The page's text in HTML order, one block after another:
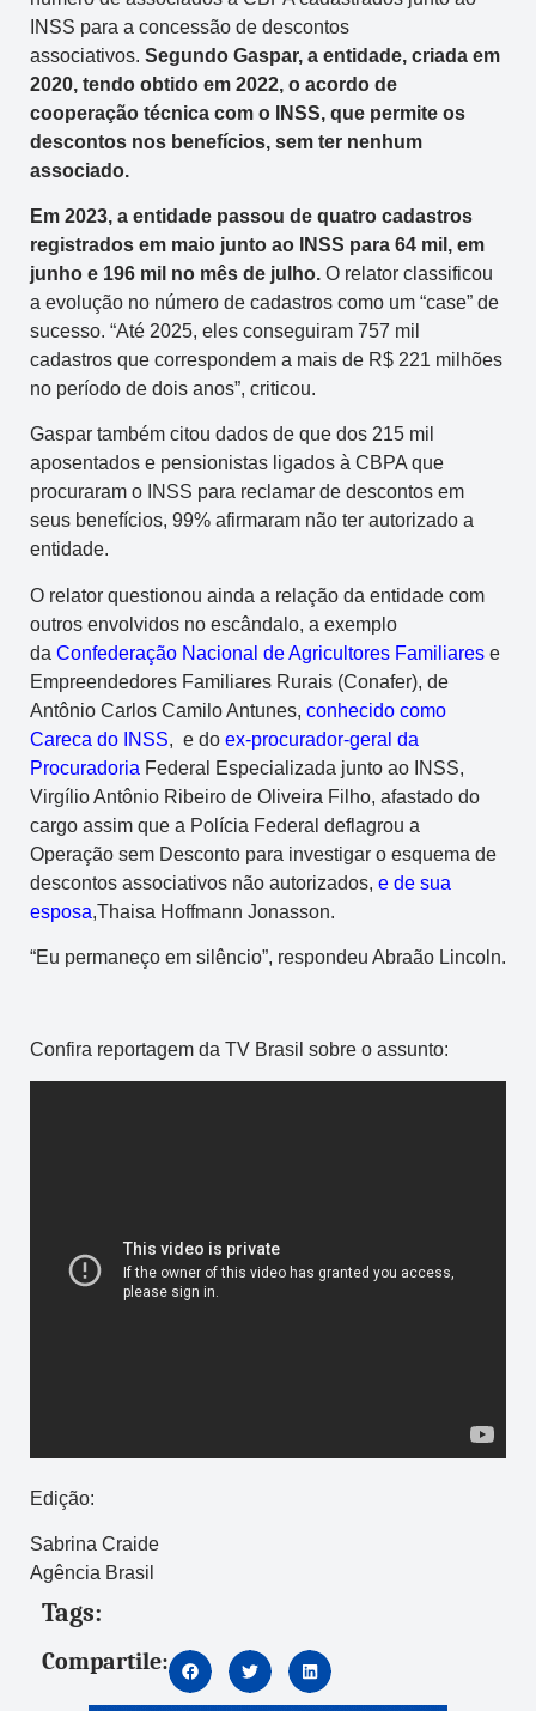
INSS para a concessão de descontos
associativos. Segundo Gaspar, a entidade, criada em
2020, tendo obtido em 2022, o acordo de
cooperação técnica com o INSS, que permite os
descontos nos benefícios, sem ter nenhum
associado.
Em 2023, a entidade passou de quatro cadastros
registrados em maio junto ao INSS para 64 mil, em
junho e 196 mil no mês de julho. O relator classificou
a evolução no número de cadastros como um “case” de
sucesso. “Até 2025, eles conseguiram 757 mil
cadastros que correspondem a mais de R$ 221 milhões
no período de dois anos”, criticou.
Gaspar também citou dados de que dos 215 mil
aposentados e pensionistas ligados à CBPA que
procuraram o INSS para reclamar de descontos em
seus benefícios, 99% afirmaram não ter autorizado a
entidade.
O relator questionou ainda a relação da entidade com
outros envolvidos no escândalo, a exemplo
da Confederação Nacional de Agricultores Familiares e
Empreendedores Familiares Rurais (Conafer), de
Antônio Carlos Camilo Antunes, conhecido como
Careca do INSS, e do ex-procurador-geral da
Procuradoria Federal Especializada junto ao INSS,
Virgílio Antônio Ribeiro de Oliveira Filho, afastado do
cargo assim que a Polícia Federal deflagrou a
Operação sem Desconto para investigar o esquema de
descontos associativos não autorizados, e de sua
esposa,Thaisa Hoffmann Jonasson.
“Eu permaneço em silêncio”, respondeu Abraão Lincoln.
Confira reportagem da TV Brasil sobre o assunto:
Edição:
Sabrina Craide
Agência Brasil
Tags:
Compartile: